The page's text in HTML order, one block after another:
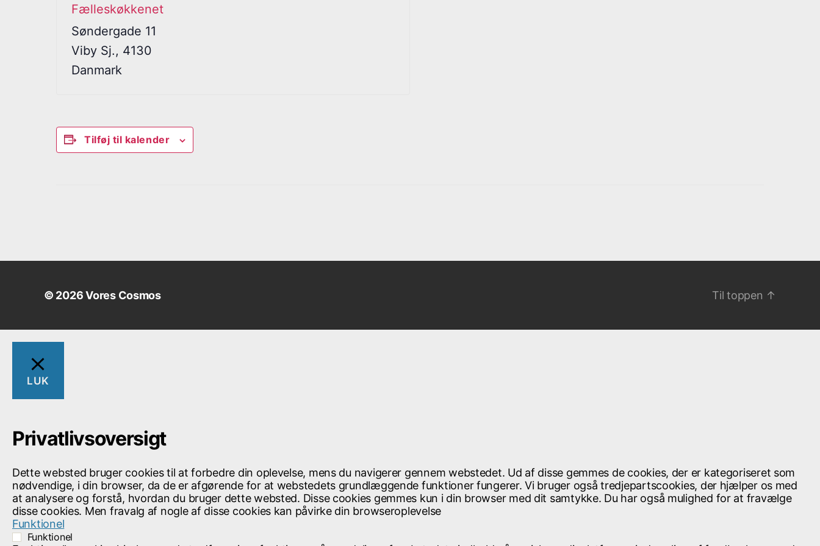
Fælleskøkkenet
Søndergade 11
Viby Sj., 4130
Danmark
Tilføj til kalender
g
v
n
h
e
d
N
© 2026Vores Cosmos Til toppen ↑
LUK
Privatlivsoversigt
Dette websted bruger cookies til at forbedre din oplevelse, mens du navigerer gennem webstedet. Ud af disse gemmes de cookies, der er kategoriseret som
nødvendige, i din browser, da de er afgørende for at webstedets grundlæggende funktioner fungerer. Vi bruger også tredjepartscookies, der hjælper os med
at analysere og forstå, hvordan du bruger dette websted. Disse cookies gemmes kun i din browser med dit samtykke. Du har også mulighed for at fravælge
disse cookies. Men fravalg af nogle af disse cookies kan påvirke din browseroplevelse
Funktionel
Funktionel